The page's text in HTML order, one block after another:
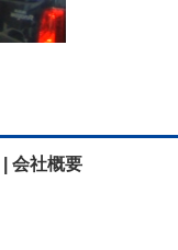
会社概要